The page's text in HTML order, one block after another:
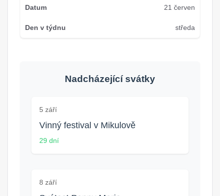
21 červen
středa
Nadcházející svátky
5 září
Vinný festival v Mikulově
29 dní
8 září